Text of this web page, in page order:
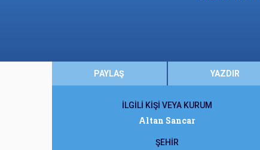
PAYLAŞ YAZDIR
İLGİLİ KİŞİ VEYA KURUM
Altan Sancar
ŞEHİR